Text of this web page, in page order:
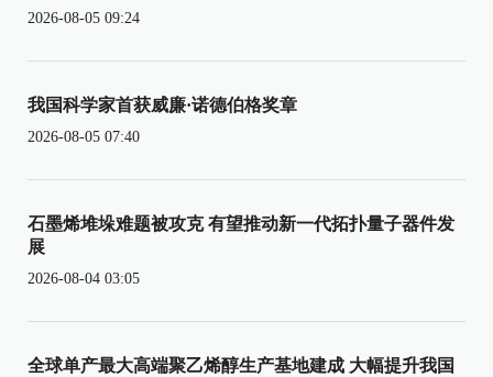
2026-08-05 09:24
我国科学家首获威廉·诺德伯格奖章
2026-08-05 07:40
石墨烯堆垛难题被攻克 有望推动新一代拓扑量子器件发
展
2026-08-04 03:05
全球单产最大高端聚乙烯醇生产基地建成 大幅提升我国